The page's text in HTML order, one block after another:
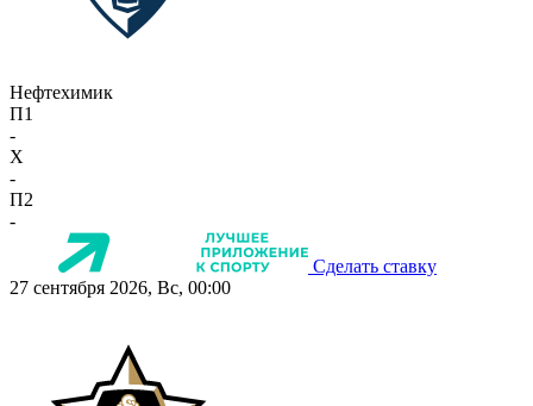
Нефтехимик
П1
-
X
-
П2
-
Сделать ставку
27 сентября 2026, Вс, 00:00